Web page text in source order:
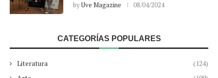
byUve Magazine 08/04/2024
CATEGORÍAS POPULARES
Literatura
(124)